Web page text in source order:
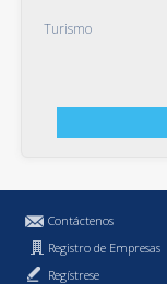
Turismo
Contáctenos
Registro de Empresas
Regístrese